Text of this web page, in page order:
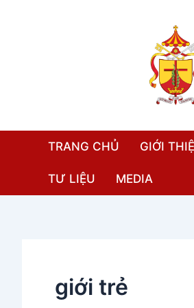
TRANG CHỦ GIỚI
TƯ LIỆU MEDIA
giới trẻ